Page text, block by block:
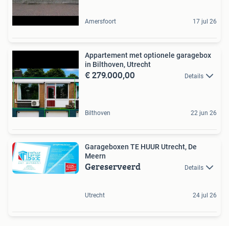
Amersfoort 17 jul 26
Appartement met optionele garagebox
in Bilthoven, Utrecht
€ 279.000,00 Details
Bilthoven 22 jun 26
Garageboxen TE HUUR Utrecht, De
Meern
Gereserveerd Details
Utrecht 24 jul 26